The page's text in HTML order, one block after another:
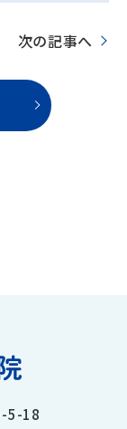
次の記事へ
5-18